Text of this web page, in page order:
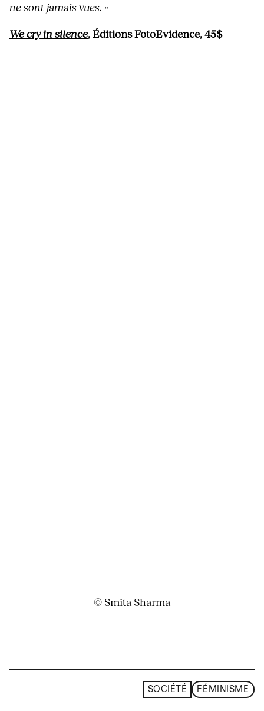
ne sont jamais vues. »
We cry in silence, Éditions FotoEvidence, 45$
© Smita Sharma
SOCIÉTÉ FÉMINISME